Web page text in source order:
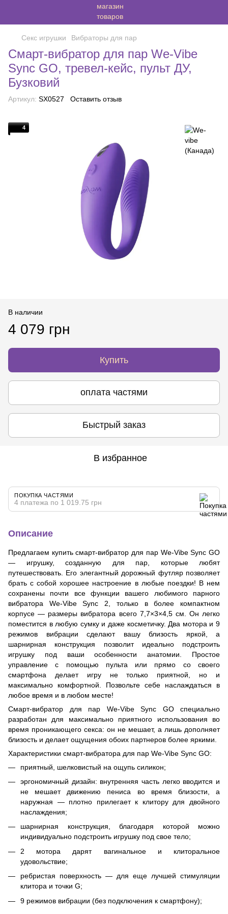
Секс игрушки Вибраторы для пар
Смарт-вибратор для пар We-Vibe
Sync GO, тревел-кейс, пульт ДУ,
Бузковий
Артикул: SX0527 Оставить отзыв
4
В наличии
4 079 грн
Купить
оплата частями
Быстрый заказ
В избранное
ПОКУПКА ЧАСТЯМИ
4 платежа по 1 019.75 грн
Описание
Предлагаем купить смарт-вибратор для пар We-Vibe Sync GO
— игрушку, созданную для пар, которые любят
путешествовать. Его элегантный дорожный футляр позволяет
брать с собой хорошее настроение в любые поездки! В нем
сохранены почти все функции вашего любимого парного
вибратора We-Vibe Sync 2, только в более компактном
корпусе — размеры вибратора всего 7,7×3×4,5 см. Он легко
поместится в любую сумку и даже косметичку. Два мотора и 9
режимов вибрации сделают вашу близость яркой, а
шарнирная конструкция позволит идеально подстроить
игрушку под ваши особенности анатомии. Простое
управление с помощью пульта или прямо со своего
смартфона делает игру не только приятной, но и
максимально комфортной. Позвольте себе наслаждаться в
любое время и в любом месте!
Смарт-вибратор для пар We-Vibe Sync GO специально
разработан для максимально приятного использования во
время проникающего секса: он не мешает, а лишь дополняет
близость и делает ощущения обоих партнеров более яркими.
Характеристики смарт-вибратора для пар We-Vibe Sync GO:
приятный, шелковистый на ощупь силикон;
эргономичный дизайн: внутренняя часть легко вводится и
не мешает движению пениса во время близости, а
наружная — плотно прилегает к клитору для двойного
наслаждения;
шарнирная конструкция, благодаря которой можно
индивидуально подстроить игрушку под свое тело;
2 мотора дарят вагинальное и клиторальное
удовольствие;
ребристая поверхность — для еще лучшей стимуляции
клитора и точки G;
9 режимов вибрации (без подключения к смартфону);